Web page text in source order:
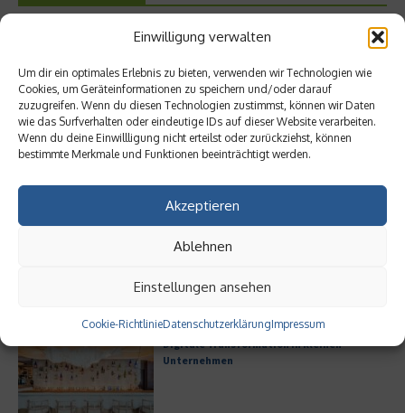
Einwilligung verwalten
Um dir ein optimales Erlebnis zu bieten, verwenden wir Technologien wie
Cookies, um Geräteinformationen zu speichern und/oder darauf
zuzugreifen. Wenn du diesen Technologien zustimmst, können wir Daten
wie das Surfverhalten oder eindeutige IDs auf dieser Website verarbeiten.
Wenn du deine Einwillligung nicht erteilst oder zurückziehst, können
bestimmte Merkmale und Funktionen beeinträchtigt werden.
Akzeptieren
Ablehnen
Einstellungen ansehen
Cookie-RichtlinieDatenschutzerklärungImpressum
Leitfaden zur Eröffnung eines
Geschäftskontos für kleine Unternehmen
Hilton Worldwide: Eine Ikone der globalen
Hotellerie im Wandel der Zeit
Digitalisierung als Wettbewerbsvorteil
Digitale Transformation in kleinen
Unternehmen